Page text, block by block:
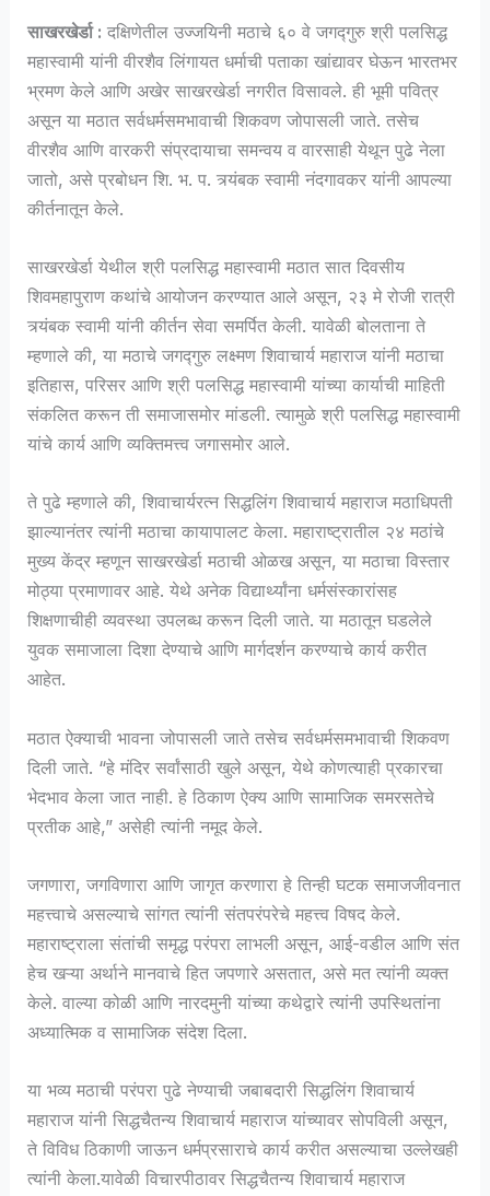
साखरखेर्डा : दक्षिणेतील उज्जयिनी मठाचे ६० वे जगद्गुरु श्री पलसिद्ध
महास्वामी यांनी वीरशैव लिंगायत धर्माची पताका खांद्यावर घेऊन भारतभर
भ्रमण केले आणि अखेर साखरखेर्डा नगरीत विसावले. ही भूमी पवित्र
असून या मठात सर्वधर्मसमभावाची शिकवण जोपासली जाते. तसेच
वीरशैव आणि वारकरी संप्रदायाचा समन्वय व वारसाही येथून पुढे नेला
जातो, असे प्रबोधन शि. भ. प. त्र्यंबक स्वामी नंदगावकर यांनी आपल्या
कीर्तनातून केले.
साखरखेर्डा येथील श्री पलसिद्ध महास्वामी मठात सात दिवसीय
शिवमहापुराण कथांचे आयोजन करण्यात आले असून, २३ मे रोजी रात्री
त्र्यंबक स्वामी यांनी कीर्तन सेवा समर्पित केली. यावेळी बोलताना ते
म्हणाले की, या मठाचे जगद्गुरु लक्ष्मण शिवाचार्य महाराज यांनी मठाचा
इतिहास, परिसर आणि श्री पलसिद्ध महास्वामी यांच्या कार्याची माहिती
संकलित करून ती समाजासमोर मांडली. त्यामुळे श्री पलसिद्ध महास्वामी
यांचे कार्य आणि व्यक्तिमत्त्व जगासमोर आले.
ते पुढे म्हणाले की, शिवाचार्यरत्न सिद्धलिंग शिवाचार्य महाराज मठाधिपती
झाल्यानंतर त्यांनी मठाचा कायापालट केला. महाराष्ट्रातील २४ मठांचे
मुख्य केंद्र म्हणून साखरखेर्डा मठाची ओळख असून, या मठाचा विस्तार
मोठ्या प्रमाणावर आहे. येथे अनेक विद्यार्थ्यांना धर्मसंस्कारांसह
शिक्षणाचीही व्यवस्था उपलब्ध करून दिली जाते. या मठातून घडलेले
युवक समाजाला दिशा देण्याचे आणि मार्गदर्शन करण्याचे कार्य करीत
आहेत.
मठात ऐक्याची भावना जोपासली जाते तसेच सर्वधर्मसमभावाची शिकवण
दिली जाते. “हे मंदिर सर्वांसाठी खुले असून, येथे कोणत्याही प्रकारचा
भेदभाव केला जात नाही. हे ठिकाण ऐक्य आणि सामाजिक समरसतेचे
प्रतीक आहे,” असेही त्यांनी नमूद केले.
जगणारा, जगविणारा आणि जागृत करणारा हे तिन्ही घटक समाजजीवनात
महत्त्वाचे असल्याचे सांगत त्यांनी संतपरंपरेचे महत्त्व विषद केले.
महाराष्ट्राला संतांची समृद्ध परंपरा लाभली असून, आई-वडील आणि संत
हेच खऱ्या अर्थाने मानवाचे हित जपणारे असतात, असे मत त्यांनी व्यक्त
केले. वाल्या कोळी आणि नारदमुनी यांच्या कथेद्वारे त्यांनी उपस्थितांना
अध्यात्मिक व सामाजिक संदेश दिला.
या भव्य मठाची परंपरा पुढे नेण्याची जबाबदारी सिद्धलिंग शिवाचार्य
महाराज यांनी सिद्धचैतन्य शिवाचार्य महाराज यांच्यावर सोपविली असून,
ते विविध ठिकाणी जाऊन धर्मप्रसाराचे कार्य करीत असल्याचा उल्लेखही
त्यांनी केला.यावेळी विचारपीठावर सिद्धचैतन्य शिवाचार्य महाराज